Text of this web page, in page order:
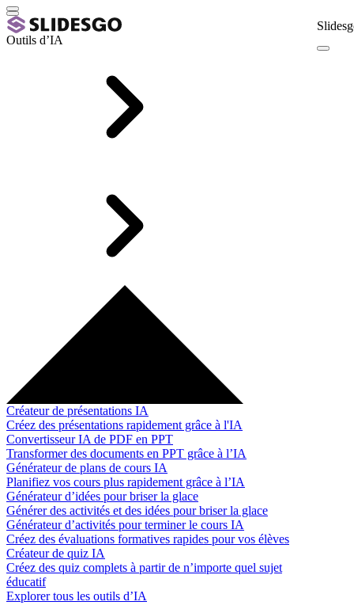
Outils d’IA
Créateur de présentations IA
Créez des présentations rapidement grâce à l'IA
Convertisseur IA de PDF en PPT
Transformer des documents en PPT grâce à l’IA
Générateur de plans de cours IA
Planifiez vos cours plus rapidement grâce à l’IA
Générateur d’idées pour briser la glace
Générer des activités et des idées pour briser la glace
Générateur d’activités pour terminer le cours IA
Créez des évaluations formatives rapides pour vos élèves
Créateur de quiz IA
Créez des quiz complets à partir de n’importe quel sujet
éducatif
Explorer tous les outils d’IA